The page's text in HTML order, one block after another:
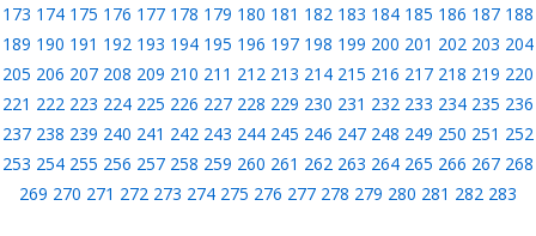
173 174 175 176 177 178 179 180 181 182 183 184 185 186 187 188
189 190 191 192 193 194 195 196 197 198 199 200 201 202 203 204
205 206 207 208 209 210 211 212 213 214 215 216 217 218 219 220
221 222 223 224 225 226 227 228 229 230 231 232 233 234 235 236
237 238 239 240 241 242 243 244 245 246 247 248 249 250 251 252
253 254 255 256 257 258 259 260 261 262 263 264 265 266 267 268
269 270 271 272 273 274 275 276 277 278 279 280 281 282 283